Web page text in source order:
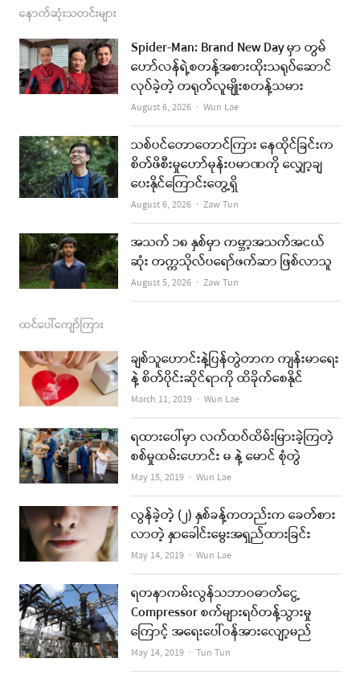
c
e
b
o
k
s
t
a
g
a
m
s
t
u
b
e
i
l
နောက်ဆုံးသတင်းများ
Spider-Man: Brand New Day မှာ တွမ်
ဟော်လန်ရဲ့စတန့်အစားထိုးသရုပ်ဆောင်
လုပ်ခဲ့တဲ့ တရုတ်လူမျိုးစတန့်သမား
August 6, 2026 Author
Wun Lae
သစ်ပင်တောတောင်ကြား နေထိုင်ခြင်းက
စိတ်ဖိစီးမှုဟော်မုန်းပမာဏကို လျှော့ချ
ပေးနိုင်ကြောင်းတွေ့ရှိ
August 6, 2026 Author
Zaw Tun
အသက် ၁၈ နှစ်မှာ ကမ္ဘာ့အသက်အငယ်
ဆုံး တက္ကသိုလ်ပရော်ဖက်ဆာ ဖြစ်လာသူ
August 5, 2026 Author
Zaw Tun
ထင်ပေါ်ကျော်ကြား
ချစ်သူဟောင်းနဲ့ပြန်တွဲတာက ကျန်းမာရေး
နဲ့ စိတ်ပိုင်းဆိုင်ရာကို ထိခိုက်စေနိုင်
March 11, 2019 Author
Wun Lae
ရထားပေါ်မှာ လက်ထပ်ထိမ်းမြားခဲ့ကြတဲ့
စစ်မှုထမ်းဟောင်း မ နဲ့ မောင် စုံတွဲ
May 15, 2019 Author
Wun Lae
လွန်ခဲ့တဲ့ (၂) နှစ်ခန့်ကတည်းက ခေတ်စား
လာတဲ့ နှာခေါင်းမွေးအရှည်ထားခြင်း
May 14, 2019 Author
Wun Lae
ရတနာကမ်းလွန်သဘာဝဓာတ်ငွေ့
Compressor စက်များရပ်တန့်သွားမှု
ကြောင့် အရေးပေါ်ဝန်အားလျော့မည်
May 14, 2019 Author
Tun Tun